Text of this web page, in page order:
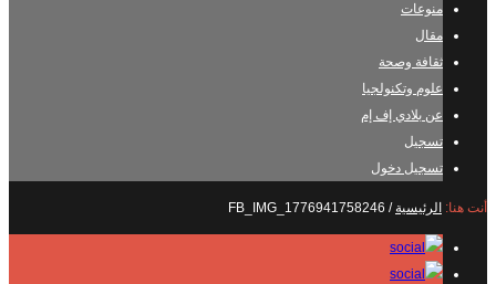
منوعات
مقال
ثقافة وصحة
علوم وتكنولجيا
عن بلادي إف إم
تسجيل
تسجيل دخول
أنت هنا: الرئيسية /
FB_IMG_1776941758246